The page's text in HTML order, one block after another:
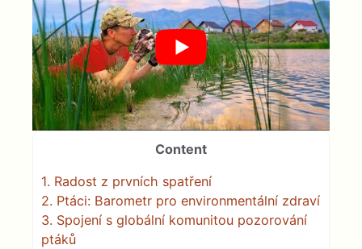
Content
1. Radost z prvních spatření
2. Ptáci: Barometr pro environmentální zdraví
3. Spojení s globální komunitou pozorování
ptáků